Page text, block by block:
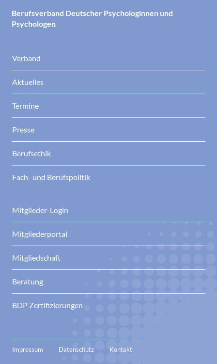
Berufsverband Deutscher Psychologinnen und
Psychologen
Verband
Aktuelles
Termine
Presse
Berufsethik
Fach- und Berufspolitik
Mitglieder-Login
Mitgliederportal
Mitgliedschaft
Beratung
BDP Zertifizierungen
Impressum Datenschutz Kontakt